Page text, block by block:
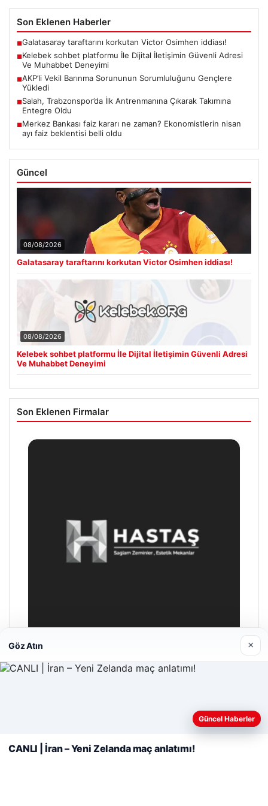
Son Eklenen Haberler
■Galatasaray taraftarını korkutan Victor Osimhen iddiası!
■Kelebek sohbet platformu İle Dijital İletişimin Güvenli Adresi
Ve Muhabbet Deneyimi
■AKP’li Vekil Barınma Sorununun Sorumluluğunu Gençlere
Yükledi
■Salah, Trabzonspor’da İlk Antrenmanına Çıkarak Takımına
Entegre Oldu
■Merkez Bankası faiz kararı ne zaman? Ekonomistlerin nisan
ayı faiz beklentisi belli oldu
Güncel
08/08/2026
Galatasaray taraftarını korkutan Victor Osimhen iddiası!
08/08/2026
Kelebek sohbet platformu İle Dijital İletişimin Güvenli Adresi
Ve Muhabbet Deneyimi
Son Eklenen Firmalar
Hastaş Beton
deneyiminizi kişiselleştirmek ve geliştirmek amacıyla çerezler
Reddet Kabul Et
Göz Atın ×
Güncel Haberler
CANLI | İran – Yeni Zelanda maç anlatımı!